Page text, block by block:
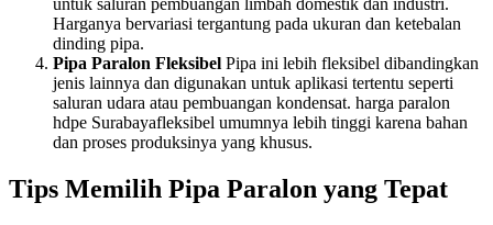
untuk saluran pembuangan limbah domestik dan industri.
Harganya bervariasi tergantung pada ukuran dan ketebalan
dinding pipa.
Pipa Paralon Fleksibel Pipa ini lebih fleksibel dibandingkan
jenis lainnya dan digunakan untuk aplikasi tertentu seperti
saluran udara atau pembuangan kondensat. harga paralon
hdpe Surabayafleksibel umumnya lebih tinggi karena bahan
dan proses produksinya yang khusus.
Tips Memilih Pipa Paralon yang Tepat